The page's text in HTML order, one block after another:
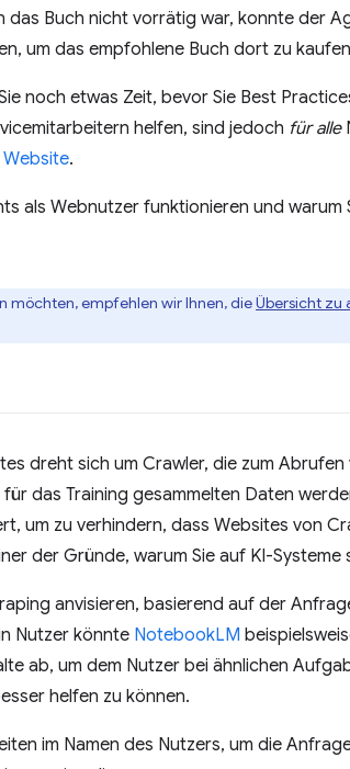
Buch nicht vorrätig war, konnte der
um das empfohlene Buch dort zu
noch etwas Zeit, bevor Sie Best
helfen, sind jedoch für alle
.
als Webnutzer funktionieren und warum
möchten, empfehlen wir Ihnen, dieÜbersicht zu
dreht sich um Crawler, die zum Abrufen
das Training gesammelten Daten
um zu verhindern, dass Websites von
der Gründe, warum Sie auf KI-Systeme
anvisieren, basierend auf der
Nutzer könnte NotebookLM
ab, um dem Nutzer bei ähnlichen
helfen zu können.
im Namen des Nutzers, um die